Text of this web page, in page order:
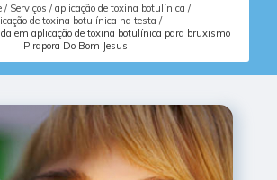
Serviços
aplicação de toxina botulínica
de toxina botulínica na testa
em aplicação de toxina botulínica para bruxismo
Pirapora Do Bom Jesus